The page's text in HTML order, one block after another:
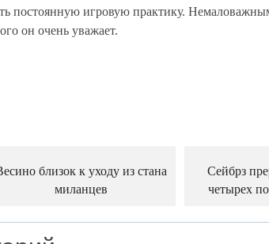
постоянную игровую практику.
он очень уважает.
близок к уходу из стана
миланцев
Сейбрз
четырех